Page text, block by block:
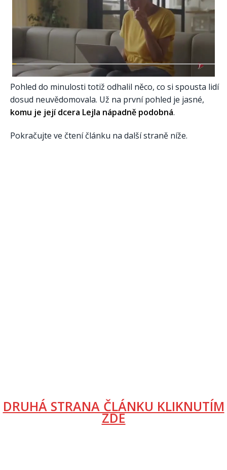
Pohled do minulosti totiž odhalil něco, co si spousta lidí
dosud neuvědomovala. Už na první pohled je jasné,
komu je její dcera Lejla nápadně podobná.
Pokračujte ve čtení článku na další straně níže.
DRUHÁ STRANA ČLÁNKU KLIKNUTÍM
ZDE